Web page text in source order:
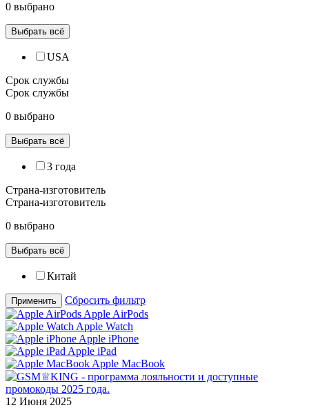
0 выбрано
Выбрать всё
USA
Срок службы
Срок службы
0 выбрано
Выбрать всё
3 года
Страна-изготовитель
Страна-изготовитель
0 выбрано
Выбрать всё
Китай
Применить
Сбросить фильтр
Apple AirPods
Apple Watch
Apple iPhone
Apple iPad
Apple MacBook
12 Июня 2025